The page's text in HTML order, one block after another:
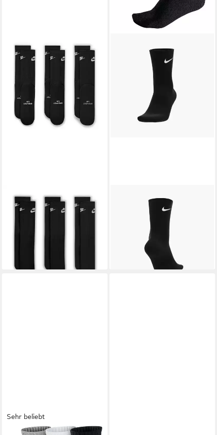
NIKESportsocken U NK ED
ELVD CRW 3P FUTRA -144
ab 15,99 €
(5,33 €/ 1 Paar)
Sportsocken (6-Paar)
mit Fußfrottee
(4,00 €/ 1 Paar)
Sehr beliebt